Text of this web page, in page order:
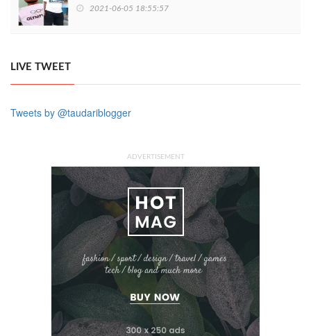
2021-06-05 18:55:57
LIVE TWEET
Tweets by @taudariblogger
ADVERTISEMENT